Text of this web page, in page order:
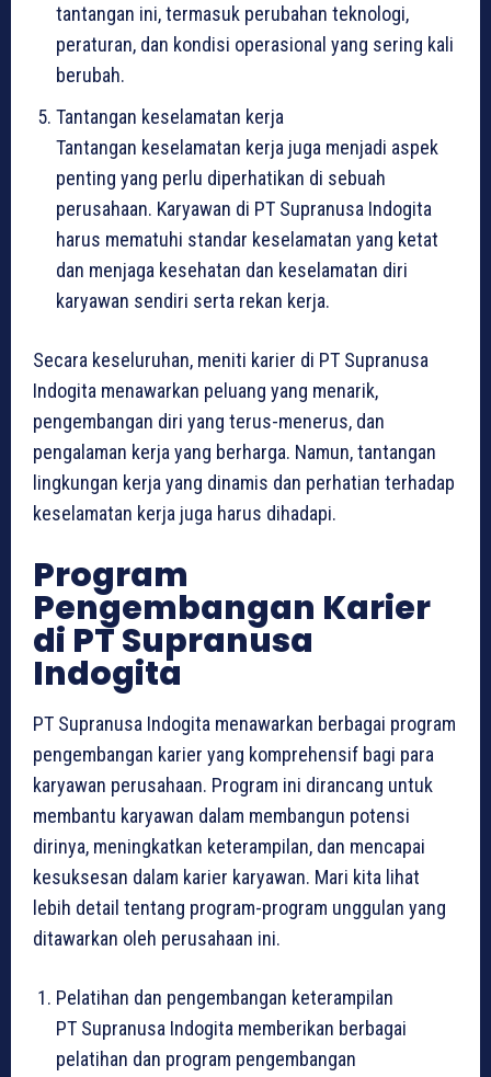
tantangan ini, termasuk perubahan teknologi,
peraturan, dan kondisi operasional yang sering kali
berubah.
Tantangan keselamatan kerja
Tantangan keselamatan kerja juga menjadi aspek
penting yang perlu diperhatikan di sebuah
perusahaan. Karyawan di PT Supranusa Indogita
harus mematuhi standar keselamatan yang ketat
dan menjaga kesehatan dan keselamatan diri
karyawan sendiri serta rekan kerja.
Secara keseluruhan, meniti karier di PT Supranusa
Indogita menawarkan peluang yang menarik,
pengembangan diri yang terus-menerus, dan
pengalaman kerja yang berharga. Namun, tantangan
lingkungan kerja yang dinamis dan perhatian terhadap
keselamatan kerja juga harus dihadapi.
Program
Pengembangan Karier
di PT Supranusa
Indogita
PT Supranusa Indogita menawarkan berbagai program
pengembangan karier yang komprehensif bagi para
karyawan perusahaan. Program ini dirancang untuk
membantu karyawan dalam membangun potensi
dirinya, meningkatkan keterampilan, dan mencapai
kesuksesan dalam karier karyawan. Mari kita lihat
lebih detail tentang program-program unggulan yang
ditawarkan oleh perusahaan ini.
Pelatihan dan pengembangan keterampilan
PT Supranusa Indogita memberikan berbagai
pelatihan dan program pengembangan